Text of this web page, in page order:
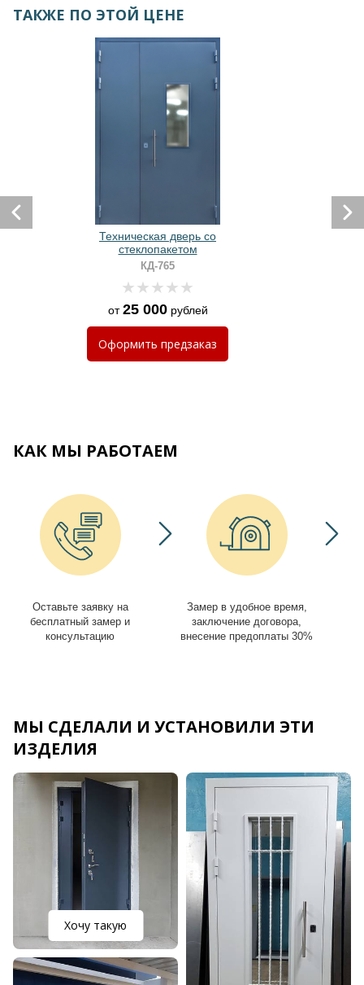
ТАКЖЕ ПО ЭТОЙ ЦЕНЕ
Техническая дверь со
стеклопакетом
КД-765
от25 000рублей
Оформить предзаказ
КАК МЫ РАБОТАЕМ
Оставьте заявку на
бесплатный замер и
консультацию
Замер в удобное время,
заключение договора,
внесение предоплаты 30%
МЫ СДЕЛАЛИ И УСТАНОВИЛИ ЭТИ
ИЗДЕЛИЯ
Хочу такую